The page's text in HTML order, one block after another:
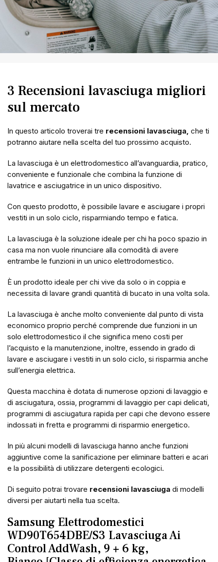
3 Recensioni lavasciuga migliori
sul mercato
In questo articolo troverai tre recensioni lavasciuga, che ti
potranno aiutare nella scelta del tuo prossimo acquisto.
La lavasciuga è un elettrodomestico all’avanguardia, pratico,
conveniente e funzionale che combina la funzione di
lavatrice e asciugatrice in un unico dispositivo.
Con questo prodotto, è possibile lavare e asciugare i propri
vestiti in un solo ciclo, risparmiando tempo e fatica.
La lavasciuga è la soluzione ideale per chi ha poco spazio in
casa ma non vuole rinunciare alla comodità di avere
entrambe le funzioni in un unico elettrodomestico.
È un prodotto ideale per chi vive da solo o in coppia e
necessita di lavare grandi quantità di bucato in una volta sola.
La lavasciuga è anche molto conveniente dal punto di vista
economico proprio perché comprende due funzioni in un
solo elettrodomestico il che significa meno costi per
l’acquisto e la manutenzione, inoltre, essendo in grado di
lavare e asciugare i vestiti in un solo ciclo, si risparmia anche
sull’energia elettrica.
Questa macchina è dotata di numerose opzioni di lavaggio e
di asciugatura, ossia, programmi di lavaggio per capi delicati,
programmi di asciugatura rapida per capi che devono essere
indossati in fretta e programmi di risparmio energetico.
In più alcuni modelli di lavasciuga hanno anche funzioni
aggiuntive come la sanificazione per eliminare batteri e acari
e la possibilità di utilizzare detergenti ecologici.
Di seguito potrai trovare recensioni lavasciuga di modelli
diversi per aiutarti nella tua scelta.
Samsung Elettrodomestici
WD90T654DBE/S3 Lavasciuga Ai
Control AddWash, 9 + 6 kg,